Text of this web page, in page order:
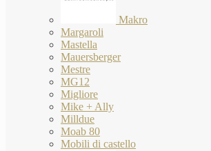
Makro
Margaroli
Mastella
Mauersberger
Mestre
MG12
Migliore
Mike + Ally
Milldue
Moab 80
Mobili di castello